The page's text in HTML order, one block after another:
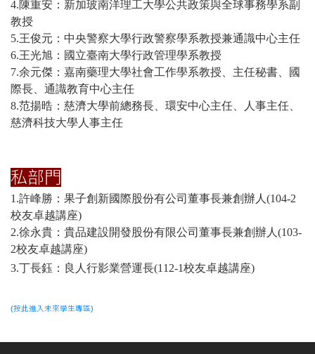
4.陳重安：新加玻南洋理工大學公共政策與全球事務學系副
教授
5.王俊元：中央警察大學行政警察學系教授兼通識中心主任
6.王光旭：國立臺南大學行政管理學系教授
7.余元傑：嘉南藥理大學社會工作學系教授、主任秘書、國
際長、通識教育中心主任
8.范揚晧：慈濟大學前總務長、環安中心主任、人事主任、
慈濟科技大學人事主任
私部門
1.許峰勝：果子創新國際股份有公司董事長兼創辦人(104-2
校友卓越講座)
2.徐永貴：貴品建設開發股份有限公司董事長兼創辦人(103-
2校友卓越講座)
3.丁長鈺：良人行影業營運長(112-1校友卓越講座)
(按此進入未來學生專區)